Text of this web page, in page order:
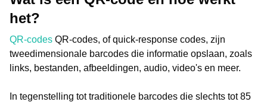
het?
QR-codes QR-codes, of quick-response codes, zijn
tweedimensionale barcodes die informatie opslaan, zoals
links, bestanden, afbeeldingen, audio, video's en meer.
In tegenstelling tot traditionele barcodes die slechts tot 85